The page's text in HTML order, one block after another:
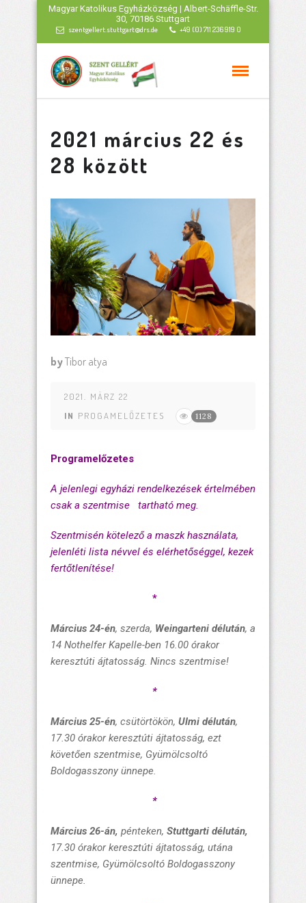
Magyar Katolikus Egyházközség | Albert-Schäffle-Str.
30, 70186 Stuttgart
szentgellert.stuttgart@drs.de +49 (0) 711 236 919 0
2021 március 22 és
28 között
byTibor atya
2021. MÄRZ 22
IN PROGAMELŐZETES 1128
Programelőzetes
A jelenlegi egyházi rendelkezések értelmében
csak a szentmise tartható meg.
Szentmisén kötelező a maszk használata,
jelenléti lista névvel és elérhetőséggel, kezek
fertőtlenítése!
*
Március 24-én, szerda, Weingarteni délután, a
14 Nothelfer Kapelle-ben 16.00 órakor
keresztúti ájtatosság. Nincs szentmise!
*
Március 25-én, csütörtökön, Ulmi délután,
17.30 órakorkeresztúti ájtatosság, ezt
követően szentmise, Gyümölcsoltó
Boldogasszony ünnepe.
*
Március 26-án, pénteken, Stuttgarti délután,
17.30 órakor keresztúti ájtatosság, utána
szentmise, Gyümölcsoltó Boldogasszony
ünnepe.